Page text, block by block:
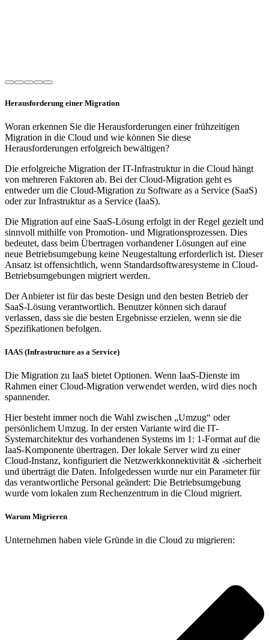
Herausforderung einer Migration
Woran erkennen Sie die Herausforderungen einer frühzeitigen
Migration in die Cloud und wie können Sie diese
Herausforderungen erfolgreich bewältigen?
Die erfolgreiche Migration der IT-Infrastruktur in die Cloud hängt
von mehreren Faktoren ab. Bei der Cloud-Migration geht es
entweder um die Cloud-Migration zu Software as a Service (SaaS)
oder zur Infrastruktur as a Service (IaaS).
Die Migration auf eine SaaS-Lösung erfolgt in der Regel gezielt und
sinnvoll mithilfe von Promotion- und Migrationsprozessen. Dies
bedeutet, dass beim Übertragen vorhandener Lösungen auf eine
neue Betriebsumgebung keine Neugestaltung erforderlich ist. Dieser
Ansatz ist offensichtlich, wenn Standardsoftwaresysteme in Cloud-
Betriebsumgebungen migriert werden.
Der Anbieter ist für das beste Design und den besten Betrieb der
SaaS-Lösung verantwortlich. Benutzer können sich darauf
verlassen, dass sie die besten Ergebnisse erzielen, wenn sie die
Spezifikationen befolgen.
IAAS (Infrastructure as a Service)
Die Migration zu IaaS bietet Optionen. Wenn IaaS-Dienste im
Rahmen einer Cloud-Migration verwendet werden, wird dies noch
spannender.
Hier besteht immer noch die Wahl zwischen „Umzug“ oder
persönlichem Umzug. In der ersten Variante wird die IT-
Systemarchitektur des vorhandenen Systems im 1: 1-Format auf die
IaaS-Komponente übertragen. Der lokale Server wird zu einer
Cloud-Instanz, konfiguriert die Netzwerkkonnektivität & -sicherheit
und überträgt die Daten. Infolgedessen wurde nur ein Parameter für
das verantwortliche Personal geändert: Die Betriebsumgebung
wurde vom lokalen zum Rechenzentrum in die Cloud migriert.
Warum Migrieren
Unternehmen haben viele Gründe in die Cloud zu migrieren: